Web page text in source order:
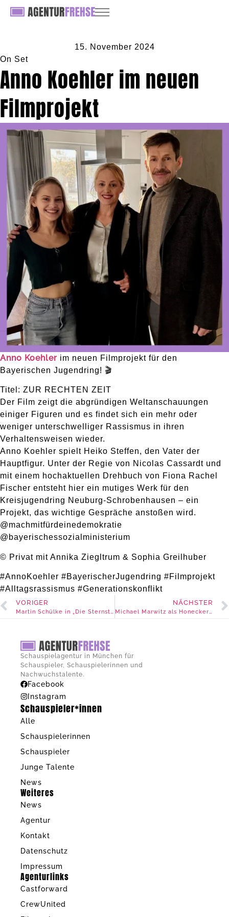
15. November 2024
On Set
Anno Koehler im neuen
Filmprojekt
Anno Koehler im neuen Filmprojekt für den
Bayerischen Jugendring! 🎬
Titel: ZUR RECHTEN ZEIT
Der Film zeigt die abgründigen Weltanschauungen
einiger Figuren und es findet sich ein mehr oder
weniger unterschwelliger Rassismus in ihren
Verhaltensweisen wieder.
Anno Koehler spielt Heiko Steffen, den Vater der
Hauptfigur. Unter der Regie von Nicolas Cassardt und
mit einem hochaktuellen Drehbuch von Fiona Rachel
Fischer entsteht hier ein mutiges Werk für den
Kreisjugendring Neuburg-Schrobenhausen – ein
Projekt, das wichtige Gespräche anstoßen wird.
@machmitfürdeinedemokratie
@bayerischessozialministerium
© Privat mit Annika Ziegltrum & Sophia Greilhuber
#AnnoKoehler #BayerischerJugendring #Filmprojekt
#Alltagsrassismus #Generationskonflikt
VORIGER
Martin Schülke in „Die Sternstunde des Josef Bieder“
NÄCHSTER
Michael Marwitz als Honecker im viralen Werbespot
Schauspielagentur in München für
Schauspieler, Schauspielerinnen und
Nachwuchstalente.
Facebook
Instagram
Schauspieler*innen
Alle
Schauspielerinnen
Schauspieler
Junge Talente
News
Weiteres
News
Agentur
Kontakt
Datenschutz
Impressum
Agenturlinks
Castforward
CrewUnited